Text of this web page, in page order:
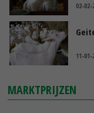
02-02-
11-01-
MARKTPRIJZEN